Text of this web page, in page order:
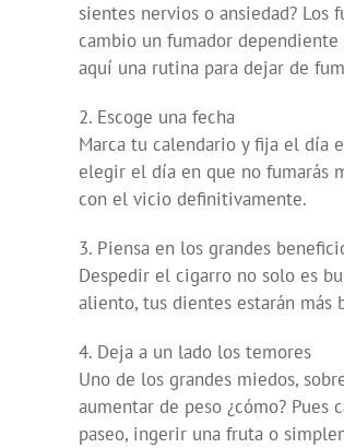
sientes nervios o ansiedad? Los
cambio un fumador
aquí una rutina para dejar de
2. Escoge una fecha
Marca tu calendario y fija el día
elegir el día en que no fumarás
con el vicio definitivamente.
3. Piensa en los grandes
Despedir el cigarro no solo es
aliento, tus dientes estarán más
4. Deja a un lado los temores
Uno de los grandes miedos,
aumentar de peso ¿cómo?
paseo, ingerir una fruta o